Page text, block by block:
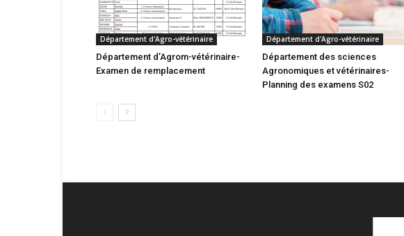
Département d'Agro-vétérinaire
Département d’Agrom-vétérinaire-
Examen de remplacement
Département d'Agro-vétérinaire
Département des sciences
Agronomiques et vétérinaires-
Planning des examens S02